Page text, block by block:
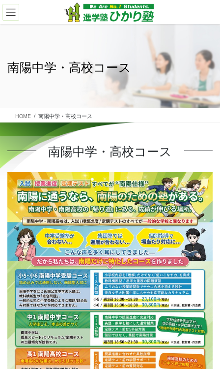
コ
ン
ナ
ビ
南陽中学・高校コース
HOME 南陽中学・高校コース
南陽中学・高校コース